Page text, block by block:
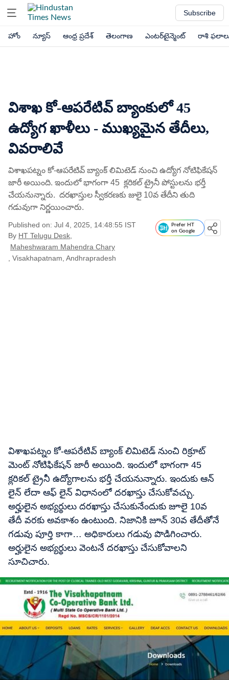
Subscribe
హోం న్యూస్ ఆంధ్ర ప్రదేశ్ తెలంగాణ ఎంటర్‌టైన్మెంట్ రాశి
విశాఖ కో-ఆపరేటివ్ బ్యాంకులో 45
ఉద్యోగ ఖాళీలు - ముఖ్యమైన తేదీలు,
వివరాలివే
విశాఖపట్నం కో-ఆపరేటివ్ బ్యాంక్ లిమిటెడ్ నుంచి ఉద్యోగ నోటిఫికేషన్
జారీ అయింది. ఇందులో భాగంగా 45 క్లరికల్‌ ట్రైనీ పోస్టులను భర్తీ
చేయనున్నారు. దరఖాస్తుల స్వీకరణకు జులై 10వ తేదీని తుది
గడువుగా నిర్ణయించారు.
Published on: Jul 4, 2025, 14:48:55 IST
By HT Telugu Desk
Maheshwaram Mahendra Chary
, Visakhapatnam, Andhrapradesh
Prefer HT
on Google
విశాఖపట్నం కో-ఆపరేటివ్ బ్యాంక్ లిమిటెడ్ నుంచి రిక్రూట్
మెంట్ నోటిఫికేషన్ జారీ అయింది. ఇందులో భాగంగా 45
క్లరికల్ ట్రైనీ ఉద్యోగాలను భర్తీ చేయనున్నారు. ఇందుకు ఆన్
లైన్ లేదా ఆఫ్ లైన్ విధానంలో దరఖాస్తు చేసుకోవచ్చు.
అర్హులైన అభ్యర్థులు దరఖాస్తు చేసుకునేందుకు జూలై 10వ
తేదీ వరకు అవకాశం ఉంటుంది. నిజానికి జూన్ 30వ తేదీతోనే
గడువు పూర్తి కాగా… అధికారులు గడువు పొడిగించారు.
అర్హులైన అభ్యర్థులు వెంటనే దరఖాస్తు చేసుకోవాలని
సూచిచారు.